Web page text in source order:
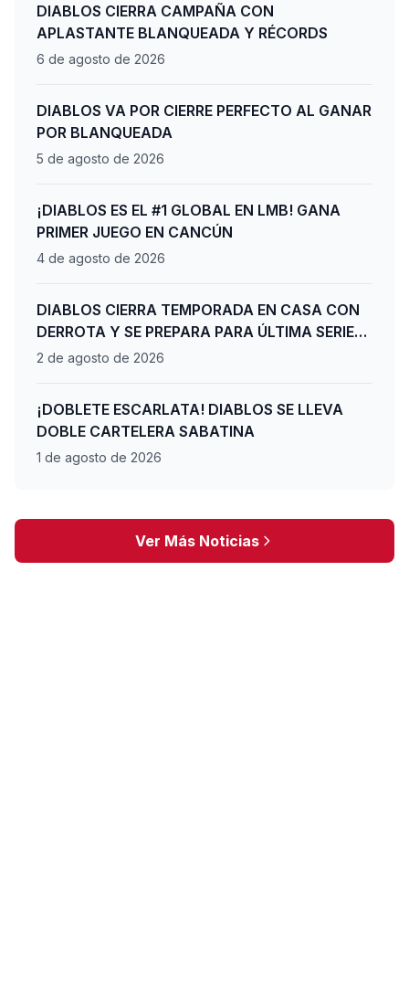
DIABLOS CIERRA CAMPAÑA CON
APLASTANTE BLANQUEADA Y RÉCORDS
6 de agosto de 2026
DIABLOS VA POR CIERRE PERFECTO AL GANAR
POR BLANQUEADA
5 de agosto de 2026
¡DIABLOS ES EL #1 GLOBAL EN LMB! GANA
PRIMER JUEGO EN CANCÚN
4 de agosto de 2026
DIABLOS CIERRA TEMPORADA EN CASA CON
DERROTA Y SE PREPARA PARA ÚLTIMA SERIE
DE PLAYOFFS
2 de agosto de 2026
¡DOBLETE ESCARLATA! DIABLOS SE LLEVA
DOBLE CARTELERA SABATINA
1 de agosto de 2026
Ver Más Noticias